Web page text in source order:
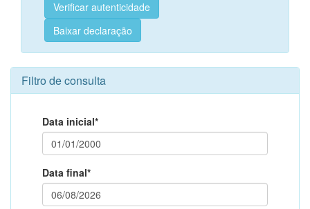
Verificar autenticidade
Baixar declaração
Filtro de consulta
Data inicial*
Data final*